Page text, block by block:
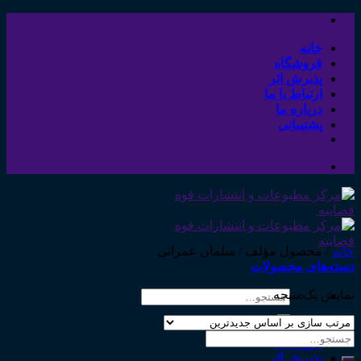
Skip
contentخانه
فروشگاه
پذیرش اثر
ارتباط با ما
درباره ما
پشتیبانی
جستجو
خانه
فروشگاه
پذیرش اثر
خانه /محصول مؤلف / سلمان عمرانی
دسته‌های محصولات
نمایش یک نتیجه
جستجو